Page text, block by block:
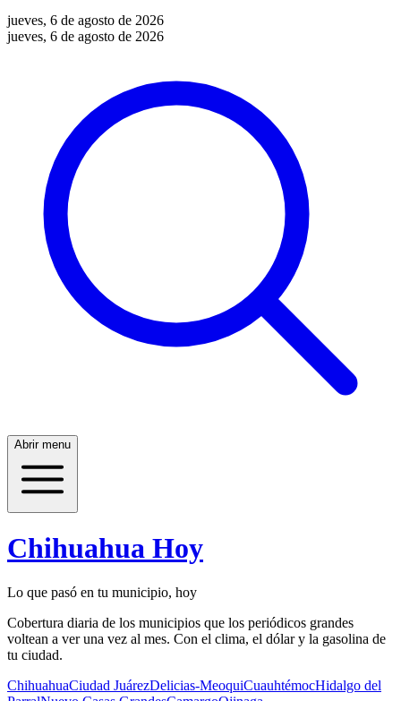
jueves, 6 de agosto de 2026
jueves, 6 de agosto de 2026
Abrir menu
Chihuahua Hoy
Lo que pasó en tu municipio, hoy
Cobertura diaria de los municipios que los periódicos grandes
voltean a ver una vez al mes. Con el clima, el dólar y la gasolina de
tu ciudad.
ChihuahuaCiudad JuárezDelicias-MeoquiCuauhtémocHidalgo del